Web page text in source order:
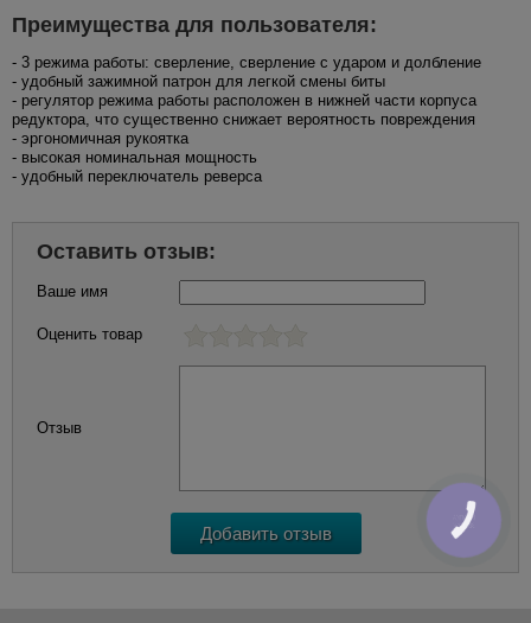
Преимущества для пользователя:
- 3 режима работы: сверление, сверление с ударом и долбление
- удобный зажимной патрон для легкой смены биты
- регулятор режима работы расположен в нижней части корпуса
редуктора, что существенно снижает вероятность повреждения
- эргономичная рукоятка
- высокая номинальная мощность
- удобный переключатель реверса
Оставить отзыв:
Ваше имя
Оценить товар
Отзыв
КНОПКА
ЗВ'ЯЗКУ